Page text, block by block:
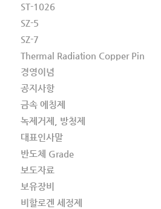
ST-1026
SZ-5
SZ-7
Thermal Radiation Copper Pin
경영이념
공지사항
금속 에칭제
녹제거제, 방청제
대표인사말
반도체 Grade
보도자료
보유장비
비할로겐 세정제